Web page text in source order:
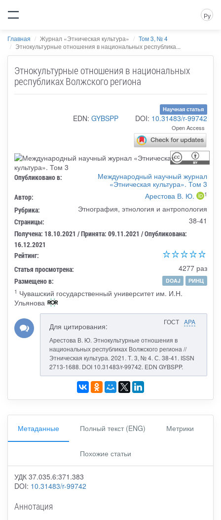
Ру
Главная Журнал «Этническая культура»
Том 3, № 4
Этнокультурные отношения в национальных республика...
Этнокультурные отношения в национальных
республиках Волжского региона
Научная статья
EDN: GYBSPP DOI: 10.31483/r-99742
Open Access
Опубликовано в:
Международный научный журнал
«Этническая культура». Том 3
Автор: Арестова В. Ю. 1
Рубрика: Этнография, этнология и антропология
Страницы: 38-41
Получена: 18.10.2021 / Принята: 09.11.2021 / Опубликована:
16.12.2021
Рейтинг:
Статья просмотрена:
4277 раз
Размещено в: DOAJ
РИНЦ
1 Чувашский государственный университет им. И.Н.
Ульянова
ГОСТ APA
Для цитирования:
Арестова В. Ю. Этнокультурные отношения в
национальных республиках Волжского региона //
Этническая культура. 2021. Т. 3, № 4. С. 38-41. ISSN
2713-1688. DOI 10.31483/r-99742. EDN GYBSPP.
Метаданные Полный текст (ENG) Метрики
Похожие статьи
УДК 37.035.6:371.383
DOI: 10.31483/r-99742
Аннотация